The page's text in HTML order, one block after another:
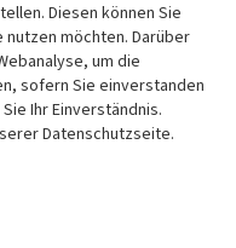
Sie bitte unsere
Diesen können Sie
möchten. Darüber
um die
sofern Sie einverstanden
Ihr Einverständnis.
Datenschutzseite.